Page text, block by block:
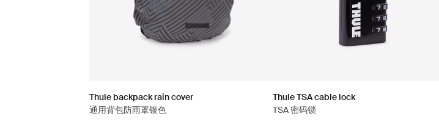
Thule backpack rain cover
通用背包防雨罩银色
Thule TSA cable lock
TSA 密码锁